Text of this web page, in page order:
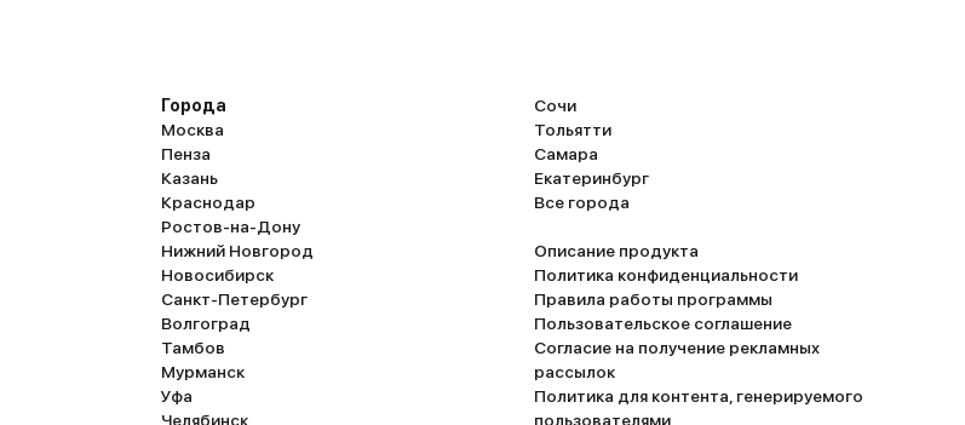
Города
Москва
Пенза
Казань
Краснодар
Ростов-на-Дону
Нижний Новгород
Новосибирск
Санкт-Петербург
Волгоград
Тамбов
Мурманск
Уфа
Челябинск
Сочи
Тольятти
Самара
Екатеринбург
Все города
Описание продукта
Политика конфиденциальности
Правила работы программы
Пользовательское соглашение
Согласие на получение рекламных
рассылок
Политика для контента, генерируемого
пользователями